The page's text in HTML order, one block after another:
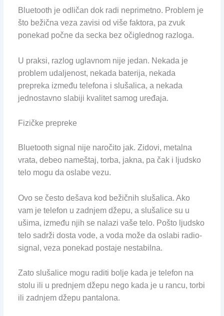
Bluetooth je odličan dok radi neprimetno. Problem je
što bežična veza zavisi od više faktora, pa zvuk
ponekad počne da secka bez očiglednog razloga.
U praksi, razlog uglavnom nije jedan. Nekada je
problem udaljenost, nekada baterija, nekada
prepreka između telefona i slušalica, a nekada
jednostavno slabiji kvalitet samog uređaja.
Fizičke prepreke
Bluetooth signal nije naročito jak. Zidovi, metalna
vrata, debeo nameštaj, torba, jakna, pa čak i ljudsko
telo mogu da oslabe vezu.
Ovo se često dešava kod bežičnih slušalica. Ako
vam je telefon u zadnjem džepu, a slušalice su u
ušima, između njih se nalazi vaše telo. Pošto ljudsko
telo sadrži dosta vode, a voda može da oslabi radio-
signal, veza ponekad postaje nestabilna.
Zato slušalice mogu raditi bolje kada je telefon na
stolu ili u prednjem džepu nego kada je u rancu, torbi
ili zadnjem džepu pantalona.